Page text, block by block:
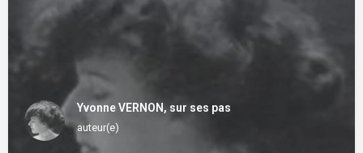
Yvonne VERNON, sur ses pas
auteur(e)